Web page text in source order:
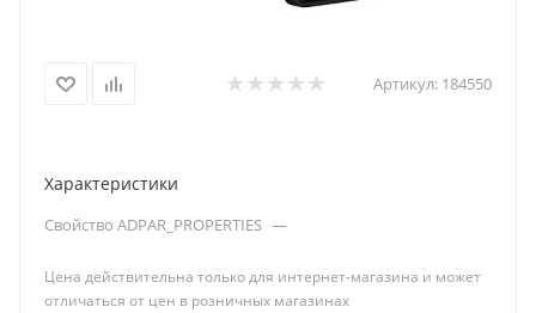
Артикул: 184550
Характеристики
Свойство ADPAR_PROPERTIES —
Цена действительна только для интернет-магазина и может
отличаться от цен в розничных магазинах